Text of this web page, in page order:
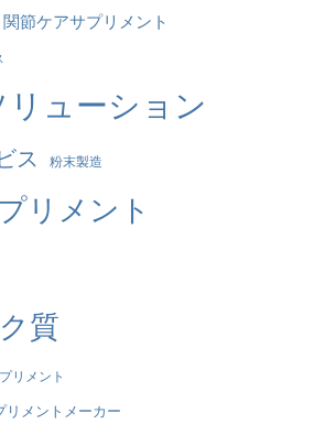
関節ケアサプリメント
リューション
ス 粉末製造
リメント
質
リメント
リメントメーカー